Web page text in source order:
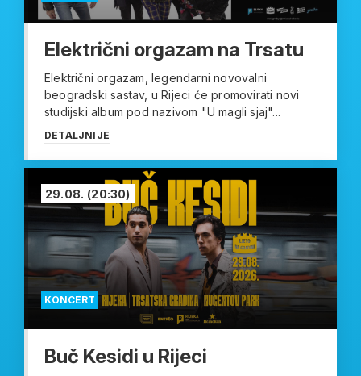
Električni orgazam na Trsatu
Električni orgazam, legendarni novovalni
beogradski sastav, u Rijeci će promovirati novi
studijski album pod nazivom "U magli sjaj"...
DETALJNIJE
KONCERT
29.08. (20:30)
Buč Kesidi u Rijeci